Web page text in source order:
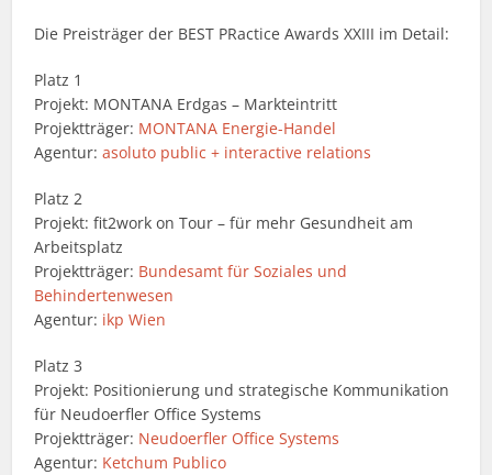
Die Preisträger der BEST PRactice Awards XXIII im Detail:
Platz 1
Projekt: MONTANA Erdgas – Markteintritt
Projektträger: MONTANA Energie-Handel
Agentur:asoluto public + interactive relations
Platz 2
Projekt: fit2work on Tour – für mehr Gesundheit am
Arbeitsplatz
Projektträger: Bundesamt für Soziales und
Behindertenwesen
Agentur: ikp Wien
Platz 3
Projekt: Positionierung und strategische Kommunikation
für Neudoerfler Office Systems
Projektträger: Neudoerfler Office Systems
Agentur: Ketchum Publico